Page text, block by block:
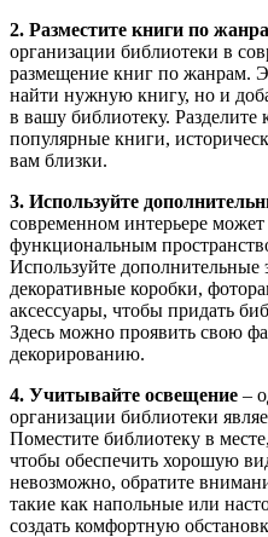
2. Разместите книги по
организации библиотеки в
размещение книг по жанрам.
найти нужную книгу, но и
в вашу библиотеку.
популярные книги,
вам близки.
3. Используйте
современном интерьере может
функциональным
Используйте дополнительные
декоративные коробки,
аксессуары, чтобы придать
Здесь можно проявить свою
декорированию.
4. Учитывайте освещение –
организации библиотеки
Поместите библиотеку в
чтобы обеспечить хорошую
невозможно, обратите
такие как напольные или
создать комфортную